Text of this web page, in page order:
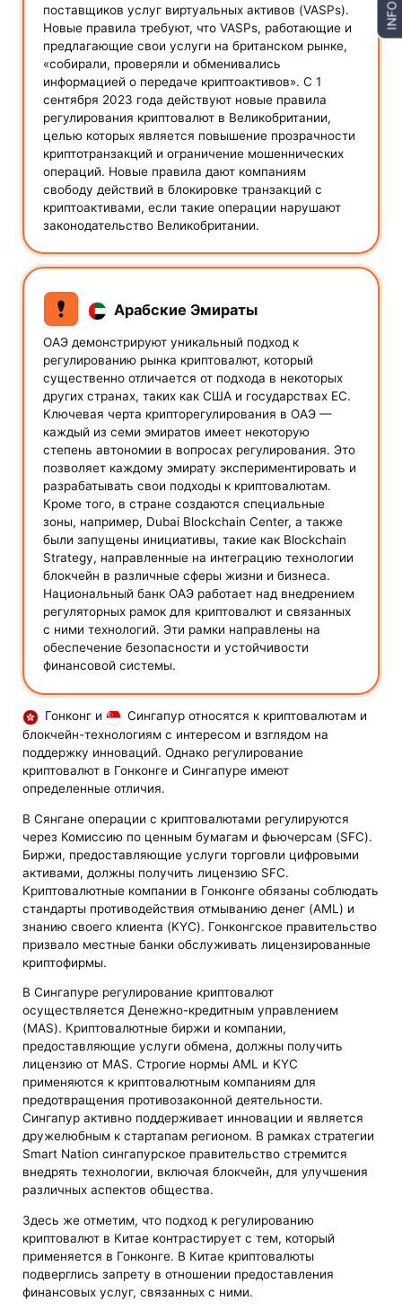
поставщиков услуг виртуальных активов (VASPs).
Новые правила требуют, что VASPs, работающие и
предлагающие свои услуги на британском рынке,
«собирали, проверяли и обменивались
информацией о передаче криптоактивов». С 1
сентября 2023 года действуют новые правила
регулирования криптовалют в Великобритании,
целью которых является повышение прозрачности
криптотранзакций и ограничение мошеннических
операций. Новые правила дают компаниям
свободу действий в блокировке транзакций с
криптоактивами, если такие операции нарушают
законодательство Великобритании.
Арабские Эмираты
ОАЭ демонстрируют уникальный подход к
регулированию рынка криптовалют, который
существенно отличается от подхода в некоторых
других странах, таких как США и государствах ЕС.
Ключевая черта крипторегулирования в ОАЭ —
каждый из семи эмиратов имеет некоторую
степень автономии в вопросах регулирования. Это
позволяет каждому эмирату экспериментировать и
разрабатывать свои подходы к криптовалютам.
Кроме того, в стране создаются специальные
зоны, например, Dubai Blockchain Center, а также
были запущены инициативы, такие как Blockchain
Strategy, направленные на интеграцию технологии
блокчейн в различные сферы жизни и бизнеса.
Национальный банк ОАЭ работает над внедрением
регуляторных рамок для криптовалют и связанных
с ними технологий. Эти рамки направлены на
обеспечение безопасности и устойчивости
финансовой системы.
Гонконг и
Сингапур относятся к криптовалютам и
блокчейн-технологиям с интересом и взглядом на
поддержку инноваций. Однако регулирование
криптовалют в Гонконге и Сингапуре имеют
определенные отличия.
В Сянгане операции с криптовалютами регулируются
через Комиссию по ценным бумагам и фьючерсам (SFC).
Биржи, предоставляющие услуги торговли цифровыми
активами, должны получить лицензию SFC.
Криптовалютные компании в Гонконге обязаны соблюдать
стандарты противодействия отмыванию денег (AML) и
знанию своего клиента (KYC). Гонконгское правительство
призвало местные банки обслуживать лицензированные
криптофирмы.
В Сингапуре регулирование криптовалют
осуществляется Денежно-кредитным управлением
(MAS). Криптовалютные биржи и компании,
предоставляющие услуги обмена, должны получить
лицензию от MAS. Строгие нормы AML и KYC
применяются к криптовалютным компаниям для
предотвращения противозаконной деятельности.
Сингапур активно поддерживает инновации и является
дружелюбным к стартапам регионом. В рамках стратегии
Smart Nation сингапурское правительство стремится
внедрять технологии, включая блокчейн, для улучшения
различных аспектов общества.
Здесь же отметим, что подход к регулированию
криптовалют в Китае контрастирует с тем, который
применяется в Гонконге. В Китае криптовалюты
подверглись запрету в отношении предоставления
финансовых услуг, связанных с ними.
INFO